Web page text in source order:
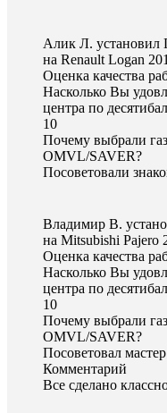
Алик Л. установил
на Renault Logan
Оценка качества
Насколько Вы
центра по
10
Почему выбрали
OMVL/SAVER?
Посоветовали
Владимир В.
на Mitsubishi Pajero
Оценка качества
Насколько Вы
центра по
10
Почему выбрали
OMVL/SAVER?
Посоветовал
Комментарий
Все сделано